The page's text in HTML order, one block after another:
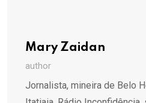
Mary Zaidan
author
Jornalista, mineira de Belo